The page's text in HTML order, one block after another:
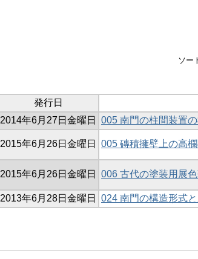
ソー
発行日
2014年6月27日金曜日
005 南門の柱間装置
2015年6月26日金曜日 005 磚積擁壁上の高
2015年6月26日金曜日 006 古代の塗装用展
2013年6月28日金曜日
024 南門の構造形式